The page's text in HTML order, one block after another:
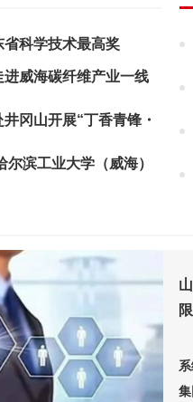
科学技术最高奖
威海碳纤维产业一线
冈山开展“丁香青锋・
滨工业大学（威海）